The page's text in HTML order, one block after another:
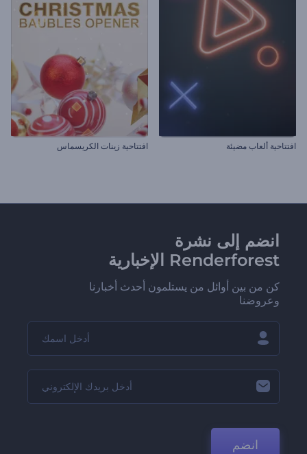
افتتاحية ألعاب مضيئة افتتاحية زينات الكريسماس
انضم إلى نشرة
Renderforest الإخبارية
كن من بين أوائل من يستلمون أحدث أخبارنا
وعروضنا
انضم